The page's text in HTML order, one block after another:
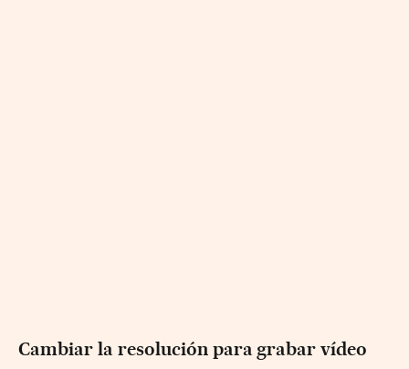
Cambiar la resolución para grabar vídeo